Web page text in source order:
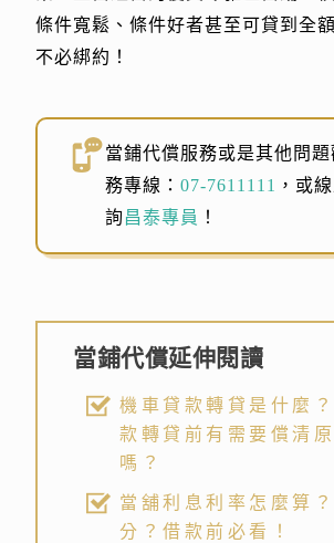
條件寬鬆、條件好者甚至可貸到全
不必綁約！
當鋪代償服務或是其他問
務專線：07-7611111 ，或
詢昌泰專員 ！
當鋪代償延伸閱讀
機車貸款轉貸是什麼
款轉貸前有需要償清
嗎？
當舖利息利率怎麼算
分？借款前必看！